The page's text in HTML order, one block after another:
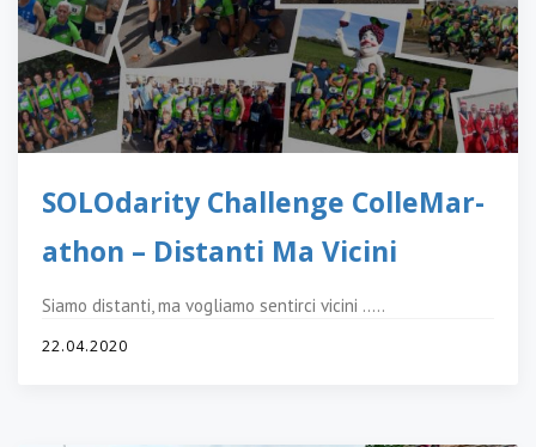
SOLOdarity Challenge ColleMar-
athon – Distanti Ma Vicini
Siamo distanti, ma vogliamo sentirci vicini …..
22.04.2020